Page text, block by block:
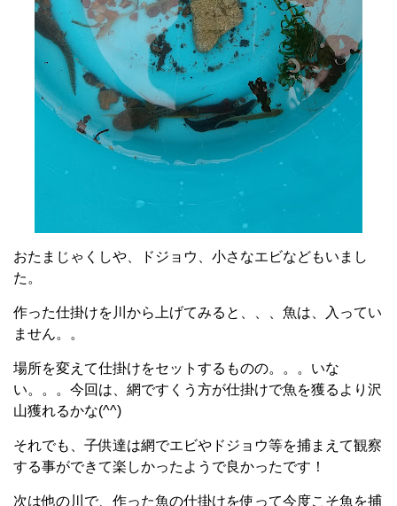
おたまじゃくしや、ドジョウ、小さなエビなどもいまし
た。
作った仕掛けを川から上げてみると、、、魚は、入ってい
ません。。
場所を変えて仕掛けをセットするものの。。。いな
い。。。今回は、網ですくう方が仕掛けで魚を獲るより沢
山獲れるかな(^^)
それでも、子供達は網でエビやドジョウ等を捕まえて観察
する事ができて楽しかったようで良かったです！
次は他の川で、作った魚の仕掛けを使って今度こそ魚を捕